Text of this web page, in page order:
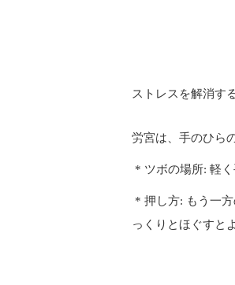
ストレスを解消す
労宮は、手のひら
* ツボの場所: 軽
* 押し方: もう一
っくりとほぐすと